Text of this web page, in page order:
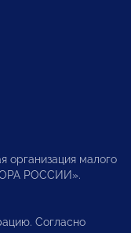
малого
РОССИИ».
Согласно